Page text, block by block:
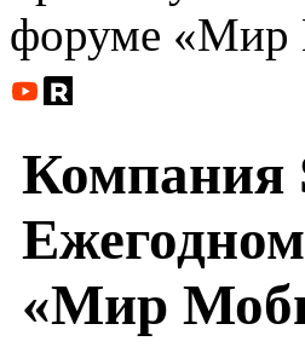
форуме «Мир
Компания
«Мир